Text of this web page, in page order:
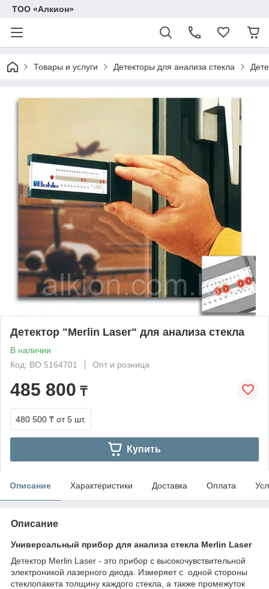
ТОО «Алкион»
Товары и услуги Детекторы для анализа стекла
Детектор "Merlin Laser" для анализа стекла
В наличии
Код: ВО 5164701
Опт и розница
485 800 ₸
480 500 ₸ от 5 шт.
Купить
Описание Характеристики Доставка Оплата
Описание
Универсальный прибор для анализа стекла Merlin Laser
Детектор Merlin Laser - это прибор с высокочувствительной
электроникой лазерного диода. Измеряет с одной стороны
стеклопакета толщину каждого стекла, а также промежуток